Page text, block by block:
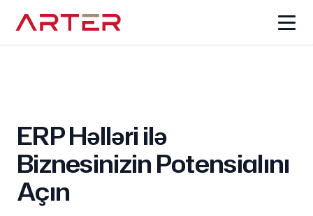
ERP Həlləri ilə
Biznesinizin Potensialını
Açın